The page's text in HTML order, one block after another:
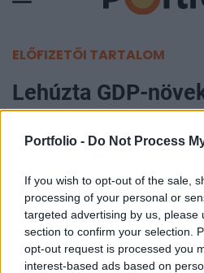
Portfolio - Do Not Process
If you wish to opt-out of the sale,
processing of your personal or
targeted advertising by us, please
section to confirm your selection.
opt-out request is processed you
interest-based ads based on
ELŐFIZETŐI TARTALOM
Lehúzta GDP-
Kína
2019. január 18. 14:33
A kínai statisztikai hivatal
hogy a felülvizsgálatok
százalékról 6,8 százalékra